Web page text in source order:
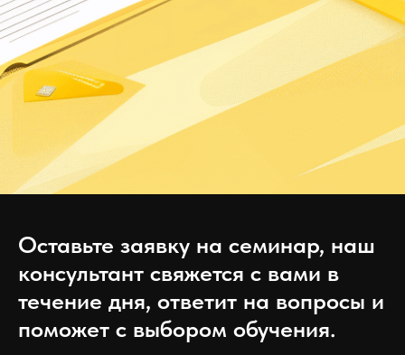
Оставьте заявку на семинар, наш
консультант свяжется с вами в
течение дня, ответит на вопросы и
поможет с выбором обучения.